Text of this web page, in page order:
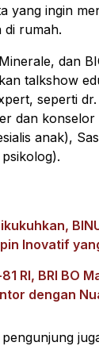
yang ingin
di rumah.
Inovatif
RI, BRI BO
dengan